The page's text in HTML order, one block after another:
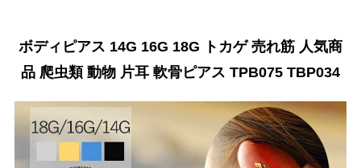
ボディピアス 14G 16G 18G トカゲ 売れ筋 人気商
品 爬虫類 動物 片耳 軟骨ピアス TPB075 TBP034